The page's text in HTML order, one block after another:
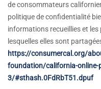
de consommateurs
politique de confidentialité
informations recueillies et
lesquelles elles sont
https://consumercal.org/
foundation/california-online-
3/#sthash.0FdRbT51.dpuf